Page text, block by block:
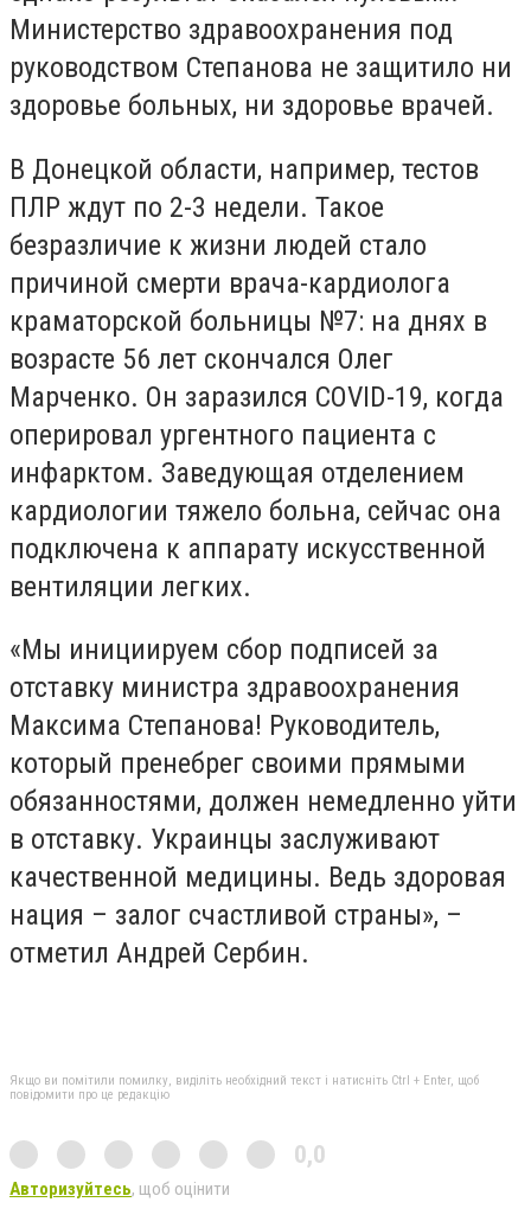
Министерство здравоохранения под
руководством Степанова не защитило ни
здоровье больных, ни здоровье врачей.
В Донецкой области, например, тестов
ПЛР ждут по 2-3 недели. Такое
безразличие к жизни людей стало
причиной смерти врача-кардиолога
краматорской больницы №7: на днях в
возрасте 56 лет скончался Олег
Марченко. Он заразился COVID-19, когда
оперировал ургентного пациента с
инфарктом. Заведующая отделением
кардиологии тяжело больна, сейчас она
подключена к аппарату искусственной
вентиляции легких.
«Мы инициируем сбор подписей за
отставку министра здравоохранения
Максима Степанова! Руководитель,
который пренебрег своими прямыми
обязанностями, должен немедленно уйти
в отставку. Украинцы заслуживают
качественной медицины. Ведь здоровая
нация – залог счастливой страны», –
отметил Андрей Сербин.
Якщо ви помітили помилку, виділіть необхідний текст і натисніть Ctrl + Enter, щоб
повідомити про це редакцію
0,0
Авторизуйтесь, щоб оцінити